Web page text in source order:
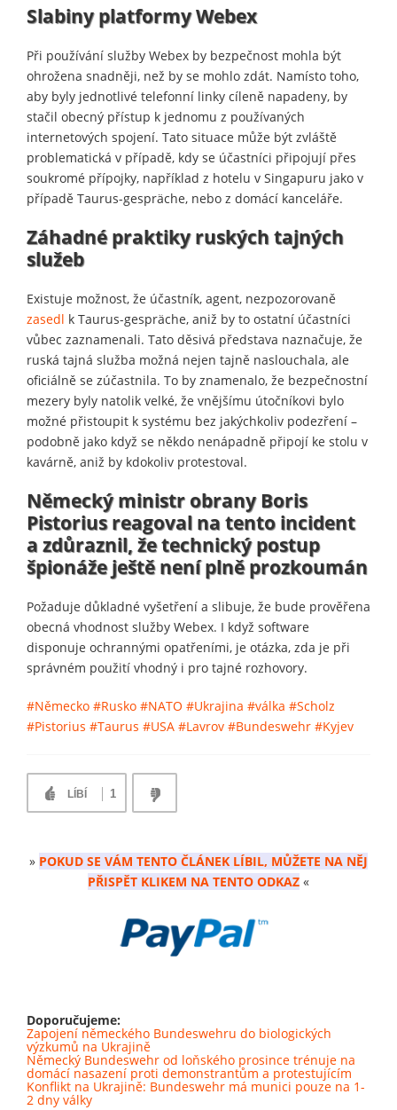
Slabiny platformy Webex
Při používání služby Webex by bezpečnost mohla být
ohrožena snadněji, než by se mohlo zdát. Namísto toho,
aby byly jednotlivé telefonní linky cíleně napadeny, by
stačil obecný přístup k jednomu z používaných
internetových spojení. Tato situace může být zvláště
problematická v případě, kdy se účastníci připojují přes
soukromé přípojky, například z hotelu v Singapuru jako v
případě Taurus-gespräche, nebo z domácí kanceláře.
Záhadné praktiky ruských tajných
služeb
Existuje možnost, že účastník, agent, nezpozorovaně
zasedl k Taurus-gespräche, aniž by to ostatní účastníci
vůbec zaznamenali. Tato děsivá představa naznačuje, že
ruská tajná služba možná nejen tajně naslouchala, ale
oficiálně se zúčastnila. To by znamenalo, že bezpečnostní
mezery byly natolik velké, že vnějšímu útočníkovi bylo
možné přistoupit k systému bez jakýchkoliv podezření –
podobně jako když se někdo nenápadně připojí ke stolu v
kavárně, aniž by kdokoliv protestoval.
Německý ministr obrany Boris
Pistorius reagoval na tento incident
a zdůraznil, že technický postup
špionáže ještě není plně prozkoumán
Požaduje důkladné vyšetření a slibuje, že bude prověřena
obecná vhodnost služby Webex. I když software
disponuje ochrannými opatřeními, je otázka, zda je při
správném použití vhodný i pro tajné rozhovory.
#Německo #Rusko #NATO #Ukrajina #válka #Scholz
#Pistorius #Taurus #USA #Lavrov #Bundeswehr #Kyjev
LÍBÍ 1
» POKUD SE VÁM TENTO ČLÁNEK LÍBIL, MŮŽETE NA NĚJ
PŘISPĚT KLIKEM NA TENTO ODKAZ «
Doporučujeme:
Zapojení německého Bundeswehru do biologických
výzkumů na Ukrajině
Německý Bundeswehr od loňského prosince trénuje na
domácí nasazení proti demonstrantům a protestujícím
Konflikt na Ukrajině: Bundeswehr má munici pouze na 1-
2 dny války